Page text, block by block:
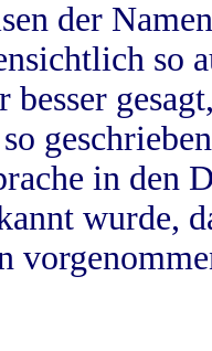
der
so
besser
in
wurde,